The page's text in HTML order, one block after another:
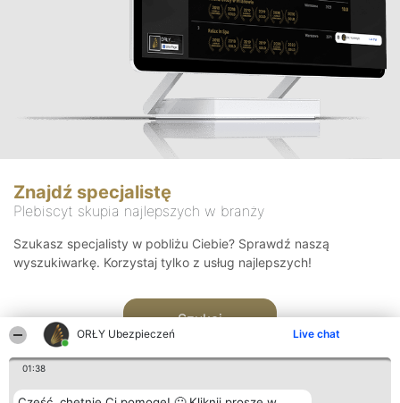
ORŁY Ubezpieczeń Live chat
01:38
Znajdź specjalistę
Plebiscyt skupia najlepszych w branży
Szukasz specjalisty w pobliżu Ciebie? Sprawdź naszą
wyszukiwarkę. Korzystaj tylko z usług najlepszych!
Szukaj